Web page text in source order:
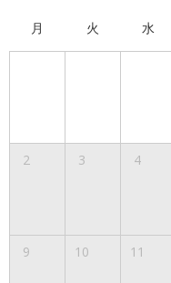
月 火 水
2 3 4
9 10 11